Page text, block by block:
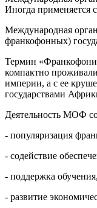
Иногда применяется
Международная
франкофонных)
Термин
компактно
империи, а с ее
государствами
Деятельность МОФ
- популяризация
- содействие
- поддержка
- развитие